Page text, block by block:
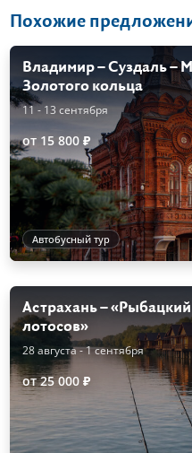
Похожие
Владимир – Суздаль –
Золотого кольца
11 - 13 сентября
от 15 800 ₽
Автобусный тур
Астрахань –
лотосов»
28 августа - 1 сентября
от 25 000 ₽